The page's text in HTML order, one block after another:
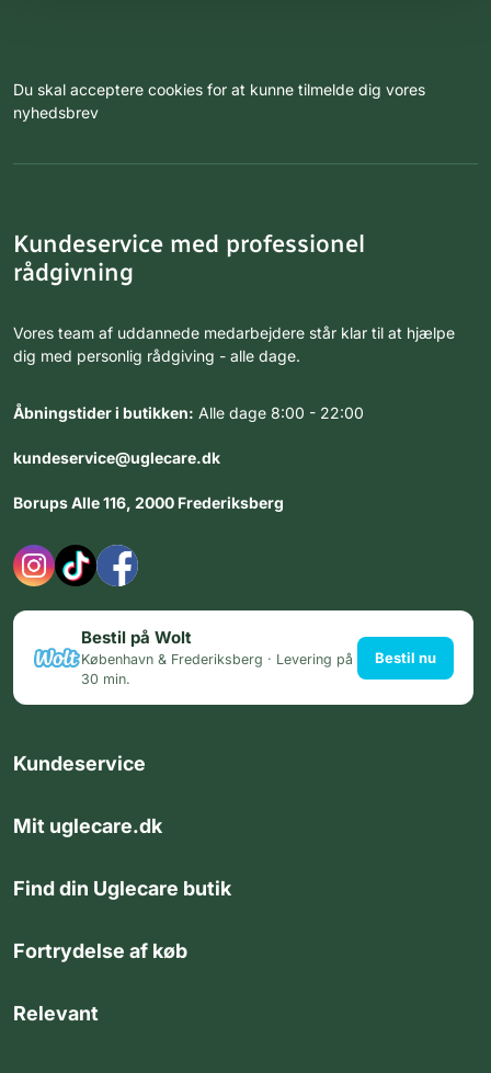
Du skal acceptere cookies for at kunne tilmelde dig vores
nyhedsbrev
Kundeservice med professionel
rådgivning
Vores team af uddannede medarbejdere står klar til at hjælpe
dig med personlig rådgiving - alle dage.
Åbningstider i butikken: Alle dage 8:00 - 22:00
kundeservice@uglecare.dk
Borups Alle 116, 2000 Frederiksberg
Bestil på Wolt
København & Frederiksberg · Levering på
30 min.
Bestil nu
Kundeservice
Mit uglecare.dk
Find din Uglecare butik
Fortrydelse af køb
Relevant